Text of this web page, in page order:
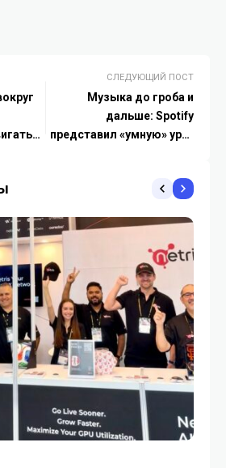
СЛЕДУЮЩИЙ ПОСТ
Музыка до гроба и
дальше: Spotify
представил «умную» урну